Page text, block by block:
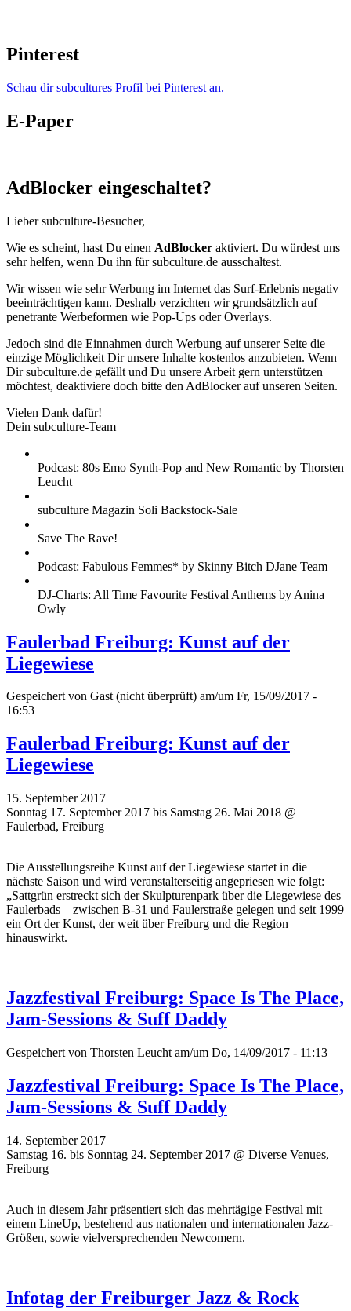
Pinterest
Schau dir subcultures Profil bei Pinterest an.
E-Paper
AdBlocker eingeschaltet?
Lieber subculture-Besucher,
Wie es scheint, hast Du einen AdBlocker aktiviert. Du würdest uns
sehr helfen, wenn Du ihn für subculture.de ausschaltest.
Wir wissen wie sehr Werbung im Internet das Surf-Erlebnis negativ
beeinträchtigen kann. Deshalb verzichten wir grundsätzlich auf
penetrante Werbeformen wie Pop-Ups oder Overlays.
Jedoch sind die Einnahmen durch Werbung auf unserer Seite die
einzige Möglichkeit Dir unsere Inhalte kostenlos anzubieten. Wenn
Dir subculture.de gefällt und Du unsere Arbeit gern unterstützen
möchtest, deaktiviere doch bitte den AdBlocker auf unseren Seiten.
Vielen Dank dafür!
Dein subculture-Team
Podcast: 80s Emo Synth-Pop and New Romantic by Thorsten
Leucht
subculture Magazin Soli Backstock-Sale
Save The Rave!
Podcast: Fabulous Femmes* by Skinny Bitch DJane Team
DJ-Charts: All Time Favourite Festival Anthems by Anina
Owly
Faulerbad Freiburg: Kunst auf der
Liegewiese
Gespeichert von Gast (nicht überprüft) am/um Fr, 15/09/2017 -
16:53
Faulerbad Freiburg: Kunst auf der
Liegewiese
15. September 2017
Sonntag 17. September 2017 bis Samstag 26. Mai 2018 @
Faulerbad, Freiburg
Die Ausstellungsreihe Kunst auf der Liegewiese startet in die
nächste Saison und wird veranstalterseitig angepriesen wie folgt:
„Sattgrün erstreckt sich der Skulpturenpark über die Liegewiese des
Faulerbads – zwischen B-31 und Faulerstraße gelegen und seit 1999
ein Ort der Kunst, der weit über Freiburg und die Region
hinauswirkt.
Jazzfestival Freiburg: Space Is The Place,
Jam-Sessions & Suff Daddy
Gespeichert von Thorsten Leucht am/um Do, 14/09/2017 - 11:13
Jazzfestival Freiburg: Space Is The Place,
Jam-Sessions & Suff Daddy
14. September 2017
Samstag 16. bis Sonntag 24. September 2017 @ Diverse Venues,
Freiburg
Auch in diesem Jahr präsentiert sich das mehrtägige Festival mit
einem LineUp, bestehend aus nationalen und internationalen Jazz-
Größen, sowie vielversprechenden Newcomern.
Infotag der Freiburger Jazz & Rock